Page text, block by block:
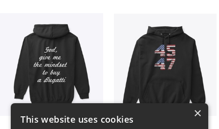
×
This website uses cookies